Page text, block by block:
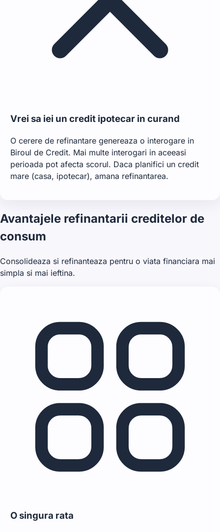
Vrei sa iei un credit ipotecar in curand
O cerere de refinantare genereaza o interogare in
Biroul de Credit. Mai multe interogari in aceeasi
perioada pot afecta scorul. Daca planifici un credit
mare (casa, ipotecar), amana refinantarea.
Avantajele refinantarii creditelor de
consum
Consolideaza si refinanteaza pentru o viata financiara mai
simpla si mai ieftina.
O singura rata